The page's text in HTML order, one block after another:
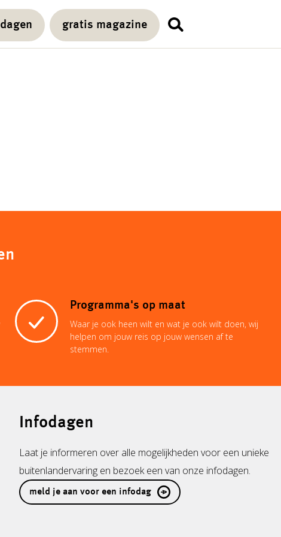
gratis magazine
Programma's op maat
Waar je ook heen wilt en wat je ook wilt doen, wij
helpen om jouw reis op jouw wensen af te
stemmen.
Infodagen
Laat je informeren over alle mogelijkheden voor een unieke
buitenlandervaring en bezoek een van onze infodagen.
meld je aan voor een infodag